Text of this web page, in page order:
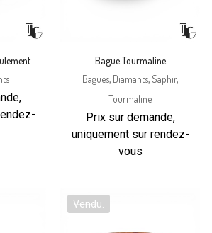
Bague Tourmaline
Bagues, Diamants, Saphir,
Tourmaline
Prix sur demande,
uniquement sur rendez-
vous
Vendu.